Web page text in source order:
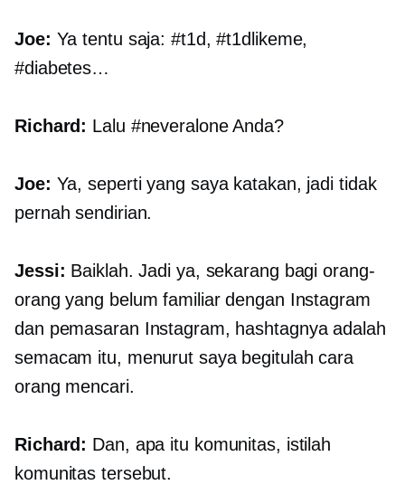
Joe: Ya tentu saja: #t1d, #t1dlikeme,
#diabetes…
Richard: Lalu #neveralone Anda?
Joe: Ya, seperti yang saya katakan, jadi tidak
pernah sendirian.
Jessi: Baiklah. Jadi ya, sekarang bagi orang-
orang yang belum familiar dengan Instagram
dan pemasaran Instagram, hashtagnya adalah
semacam itu, menurut saya begitulah cara
orang mencari.
Richard: Dan, apa itu komunitas, istilah
komunitas tersebut.